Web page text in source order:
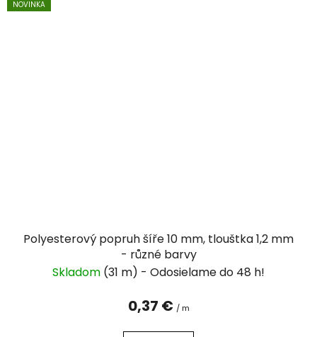
NOVINKA
Polyesterový popruh šíře 10 mm, tlouštka 1,2 mm
- různé barvy
Skladom (31 m)
0,37 € / m